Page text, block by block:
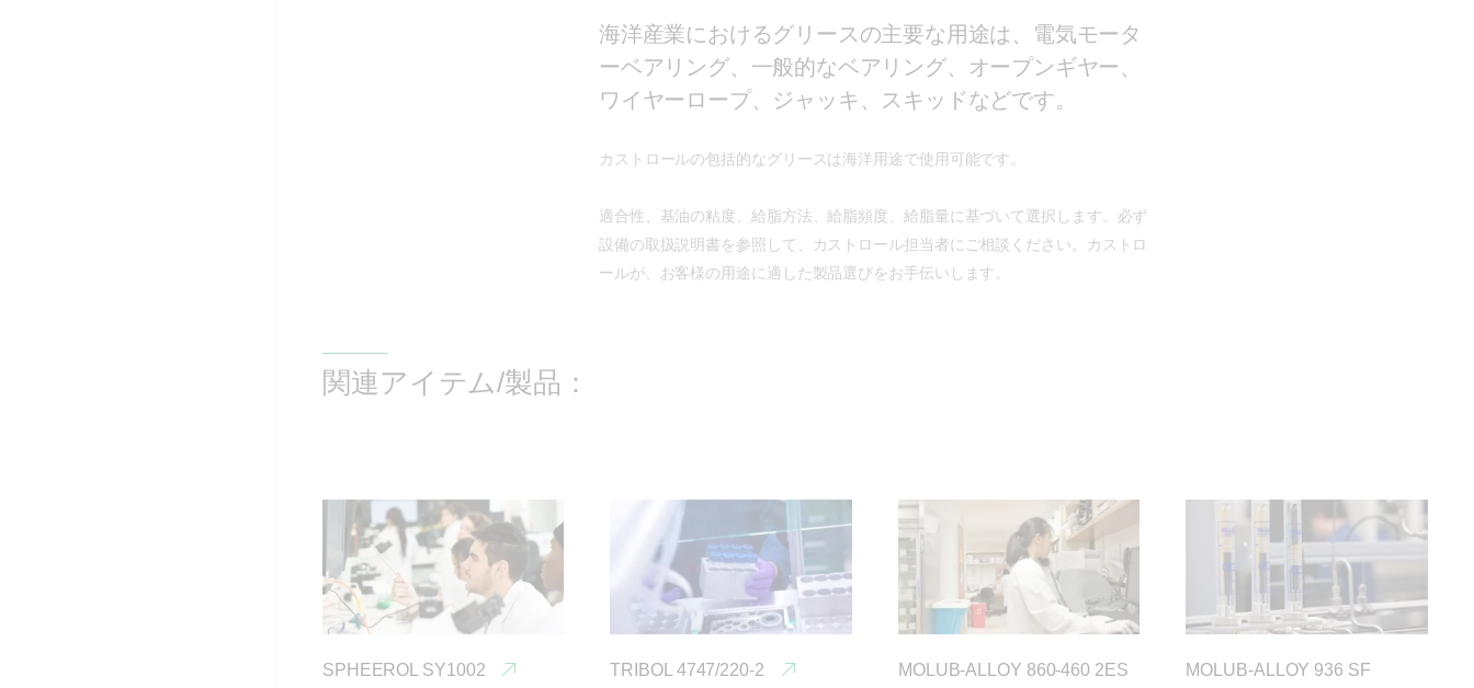
海洋産業におけるグリースの主要な用途は、電気モータ
ーベアリング、一般的なベアリング、オープンギヤー、
ワイヤーロープ、ジャッキ、スキッドなどです。
カストロールの包括的なグリースは海洋用途で使用可能です。
適合性、基油の粘度、給脂方法、給脂頻度、給脂量に基づいて選択します。必ず
設備の取扱説明書を参照して、カストロール担当者にご相談ください。カストロ
ールが、お客様の用途に適した製品選びをお手伝いします。
関連アイテム/製品：
SPHEEROL SY1002 TRIBOL 4747/220-2 MOLUB-ALLOY 860-460 2ES
MOLUB-ALLOY 936 SF